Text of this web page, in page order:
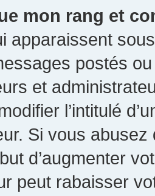
mon rang et
apparaissent
postés
et
l’intitulé
Si vous
d’augmenter
peut rabaisser